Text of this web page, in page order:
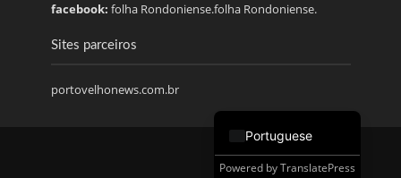
facebook: folha Rondoniense.folha Rondoniense.
Sites parceiros
portovelhonews.com.br
Powered byTranslatePress
Portuguese